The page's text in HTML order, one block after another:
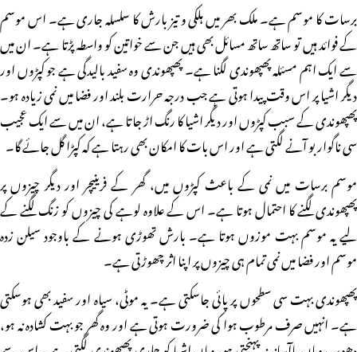
برسات کا موسم ہے۔ ملک بھر میں ہلکی و تیز بارش کا سلسلہ جاری ہے۔ اس موسم
کے فوائد ہیں تو ساتھ ساتھ مسائل بھی ہیں جن سے خواتین کو واسطہ پڑتا ہے۔ ان میں
سے ایک اہم مسئلہ پھپھوندی لگنا ہے۔ پھپھوندی وہ سفید بالیدگی ہے جو کپڑوں اور
دیگر اشیا پر اس وقت پیدا ہوتی ہے جب درجہ حرارت بلند اور فضا میں نمی زیادہ ہو۔
پھپھوندی کے سبب کپڑوں اور دیگر اشیا کا رنگ اڑ جاتا ہے، ان میں سے ایک عجیب
سی ناگوار بو آنے لگتی ہے اور اس بات کا امکان بھی رہتا ہے کہ کپڑا گل جائے گا۔
موسم برسات میں نمی کے باعث کپڑوں میں، گھر کے فرینیچر اور دیگر چیزوں پر
پھپھوندی لگنے کا احتمال ہوتا ہے۔ اس کے علاوہ لوہے کی چیزوں کو زنگ لگنے کے
لیے یہ موسم بہت موزوں ہوتا ہے۔ بارش تھوڑی ہونے کے باوجود سیلن زدہ
موسم اور فضا میں نمی تمام ہی چیزوں پر اپنا اثر چھوڑتی ہے۔
پھپھوندی بہت سی سطحوں پر پائی جاسکتی ہے۔ یہ موٹی، سیاہ اور سفید بھی ہوسکتی
ہے۔ انہیں صرف مرطوب ہوا کی ضرورت ہوتی ہے اور وہ گھر جو بہت کشادہ نہ ہو،